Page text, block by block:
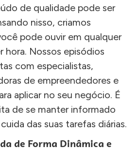
de qualidade pode ser
nisso, criamos
pode ouvir em qualquer
hora. Nossos episódios
com especialistas,
de empreendedores e
aplicar no seu negócio. É
de se manter informado
das suas tarefas diárias.
de Forma Dinâmica e